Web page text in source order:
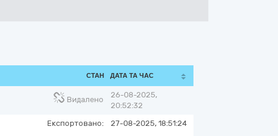
СТАН ДАТА ТА ЧАС
Видалено
26-08-2025,
20:52:32
Експортовано: 27-08-2025, 18:51:24